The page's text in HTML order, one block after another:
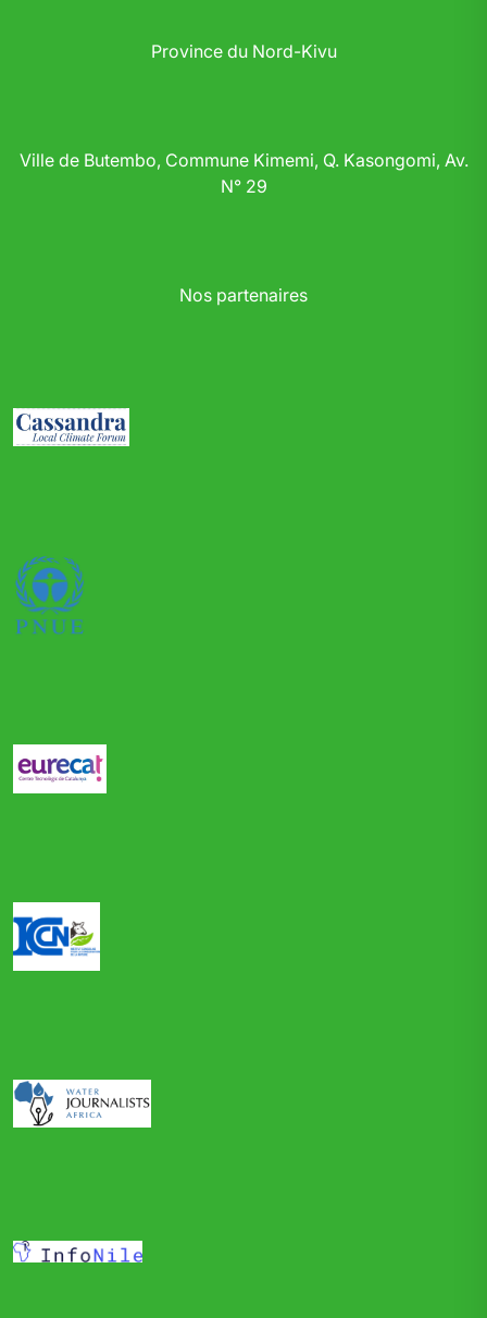
Province du Nord-Kivu
Ville de Butembo, Commune Kimemi, Q. Kasongomi, Av.
N° 29
Nos partenaires